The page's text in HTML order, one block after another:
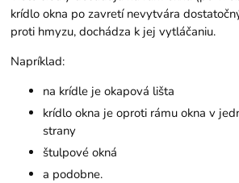
krídlo okna po zavretí nevytvára
proti hmyzu, dochádza k jej vytláčaniu.
Napríklad:
na krídle je okapová lišta
krídlo okna je oproti rámu okna v
strany
štulpové okná
a podobne.